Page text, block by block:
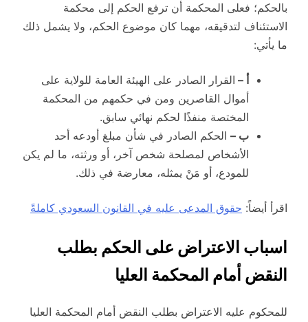
بالحكم؛ فعلى المحكمة أن ترفع الحكم إلى محكمة
الاستئناف لتدقيقه، مهما كان موضوع الحكم، ولا يشمل ذلك
ما يأتي:
أ – القرار الصادر على الهيئة العامة للولاية على
أموال القاصرين ومن في حكمهم من المحكمة
المختصة منفذًا لحكم نهائي سابق.
ب – الحكم الصادر في شأن مبلغ أودعه أحد
الأشخاص لمصلحة شخص آخر، أو ورثته، ما لم يكن
للمودع، أو مَنْ يمثله، معارضة في ذلك.
اقرأ أيضاً: حقوق المدعى عليه في القانون السعودي كاملةً
اسباب الاعتراض على الحكم بطلب
النقض أمام المحكمة العليا
للمحكوم عليه الاعتراض بطلب النقض أمام المحكمة العليا